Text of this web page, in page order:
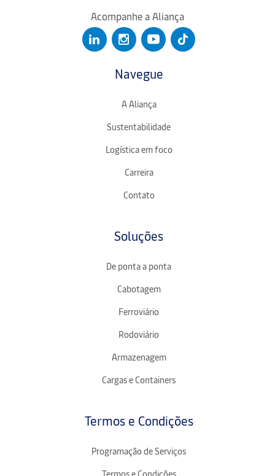
Acompanhe a Aliança
Navegue
A Aliança
Sustentabilidade
Logística em foco
Carreira
Contato
Soluções
De ponta a ponta
Cabotagem
Ferroviário
Rodoviário
Armazenagem
Cargas e Containers
Termos e Condições
Programação de Serviços
Termos e Condições